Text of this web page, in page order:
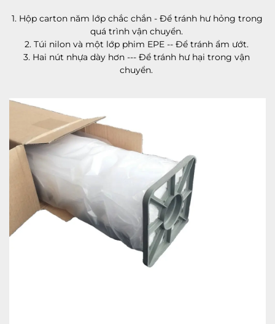
1. Hộp carton năm lớp chắc chắn - Để tránh hư hỏng trong
quá trình vận chuyển.
2. Túi nilon và một lớp phim EPE -- Để tránh ẩm ướt.
3. Hai nút nhựa dày hơn --- Để tránh hư hại trong vận
chuyển.